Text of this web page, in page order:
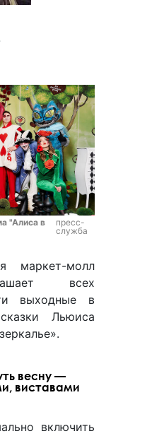
"Алиса в
пресс-
служба
молл
всех
выходные в
Льюиса
весну —
виставами
включить